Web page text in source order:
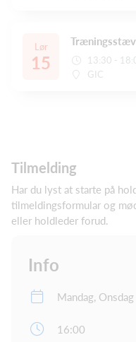
Lør
15
13:30 -
GIC
Tilmelding
Har du lyst at starte på
tilmeldingsformular og
eller holdleder forud.
Info
Mandag, Onsdag
16:00